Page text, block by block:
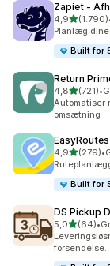
Zapiet ‑
4,9ud af 5
(1.790)
1790
Planlæg
Built for
Return
4,8ud af 5
(721)
721 •
Automatiser
omsætning
4,9ud af 5
(279)
279 •
Built for
DS Pickup
5,0ud af 5
(64)
64 •
forsendelse.